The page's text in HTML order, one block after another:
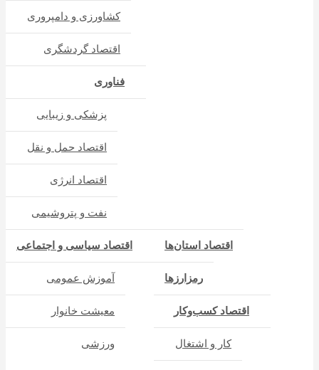
کشاورزی و دامپروری
اقتصاد گردشگری
فناوری
پزشکی و زیبایی
اقتصاد حمل و نقل
اقتصاد انرژی
نفت و پتروشیمی
اقتصاد سیاسی و اجتماعی
آموزش عمومی
معیشت خانوار
ورزشی
اقتصاد استان‌ها
رمزارزها
اقتصاد کسب‌و‌کار
کار و اشتغال